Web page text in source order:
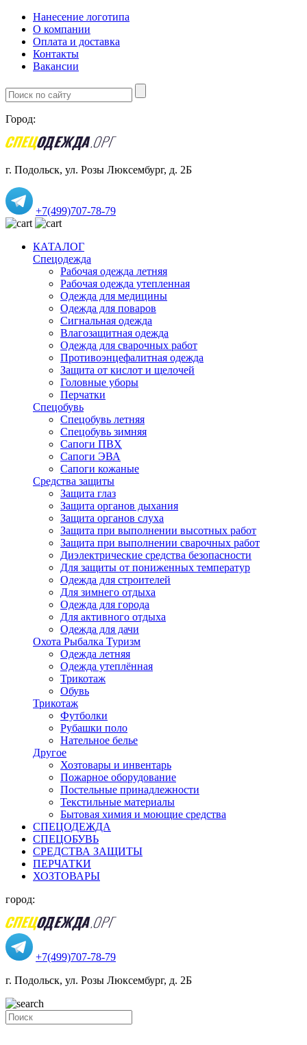
Нанесение логотипа
О компании
Оплата и доставка
Контакты
Вакансии
Город:
г. Подольск, ул. Розы Люксембург, д. 2Б
+7(499)707-78-79
КАТАЛОГ
Спецодежда
Рабочая одежда летняя
Рабочая одежда утепленная
Одежда для медицины
Одежда для поваров
Сигнальная одежда
Влагозащитная одежда
Одежда для сварочных работ
Противоэнцефалитная одежда
Защита от кислот и щелочей
Головные уборы
Перчатки
Спецобувь
Спецобувь летняя
Спецобувь зимняя
Сапоги ПВХ
Сапоги ЭВА
Сапоги кожаные
Средства защиты
Защита глаз
Защита органов дыхания
Защита органов слуха
Защита при выполнении высотных работ
Защита при выполнении сварочных работ
Диэлектрические средства безопасности
Для защиты от пониженных температур
Одежда для строителей
Для зимнего отдыха
Одежда для города
Для активного отдыха
Одежда для дачи
Охота Рыбалка Туризм
Одежда летняя
Одежда утеплённая
Трикотаж
Обувь
Трикотаж
Футболки
Рубашки поло
Нательное белье
Другое
Хозтовары и инвентарь
Пожарное оборудование
Постельные принадлежности
Текстильные материалы
Бытовая химия и моющие средства
СПЕЦОДЕЖДА
СПЕЦОБУВЬ
СРЕДСТВА ЗАЩИТЫ
ПЕРЧАТКИ
ХОЗТОВАРЫ
город:
+7(499)707-78-79
г. Подольск, ул. Розы Люксембург, д. 2Б